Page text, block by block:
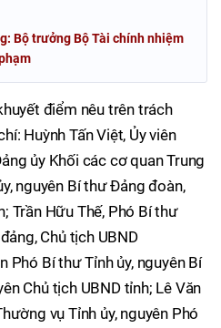
Bộ trưởng Bộ Tài chính nhiệm
điểm nêu trên trách
Huỳnh Tấn Việt, Ủy viên
ủy Khối các cơ quan Trung
nguyên Bí thư Đảng đoàn,
Trần Hữu Thế, Phó Bí thư
Chủ tịch UBND
Phó Bí thư Tỉnh ủy, nguyên Bí
Chủ tịch UBND tỉnh; Lê Văn
vụ Tỉnh ủy, nguyên Phó